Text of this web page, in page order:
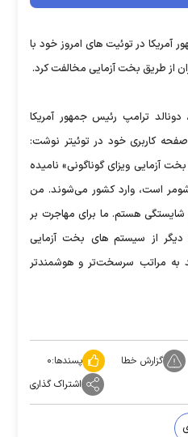
آمریکا در توئیت های امروز خود با
از طریق بخت آزمایی مخالفت کرد.
ترامپ رئیس جمهور آمریکا
کاربری خود در توئیتر نوشت:
آزمایی ویزای گوناگونی» نامیده
است، وارد کشور می‌شوند. من
شایستگی هستم. ما برای مهاجرت بر
دیگر از سیستم های بخت آزمایی
به مراتب سرسخت‌تر و هوشمند‌تر
گزارش خطا پسندها:۰
اشتراک گذاری